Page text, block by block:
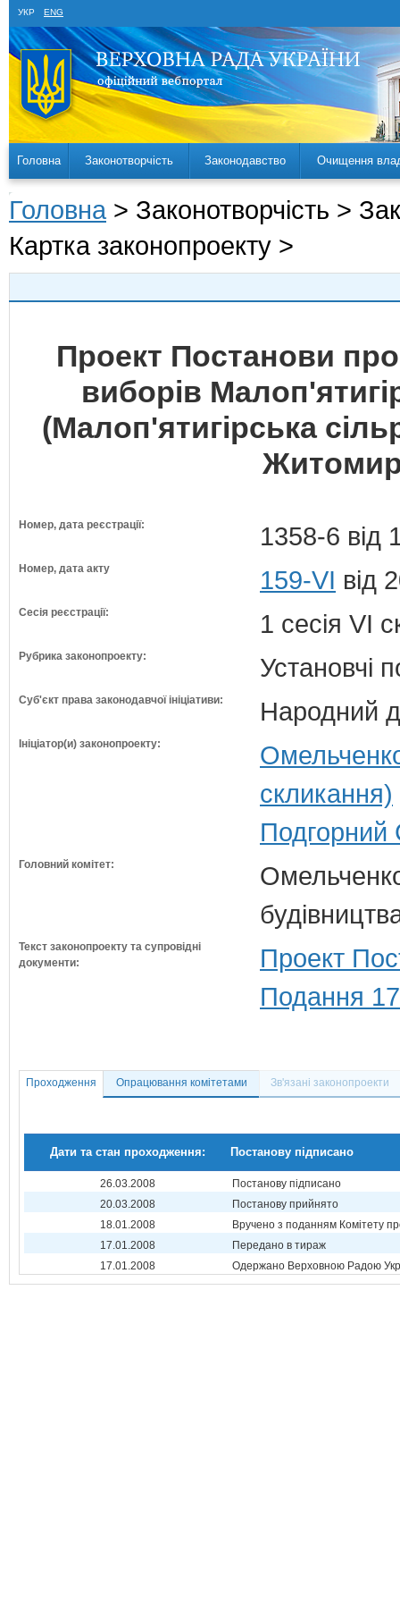
УКР ENG
Головна Законотворчість Законодавство Очищення
Головна > Законотворчість >
Картка законопроекту >
Проект Постанови
виборів
(Малоп'ятигірська
Номер, дата реєстрації: 1358-6 від
Номер, дата акту 159-VI від
Сесія реєстрації: 1 сесія VI
Рубрика законопроекту: Установчі
Суб'єкт права законодавчої ініціативи: Народний
Ініціатор(и) законопроекту:
скликання)
Подгорний
Головний комітет:
Текст законопроекту та супровідні
документи:
Проект
Подання
Проходження Опрацювання комітетами Зв'язані законопроекти
Дати та стан проходження: Постанову підписано
26.03.2008
Постанову підписано
20.03.2008
Постанову прийнято
18.01.2008
Вручено з поданням Комітету
17.01.2008
Передано в тираж
17.01.2008
Одержано Верховною Радою